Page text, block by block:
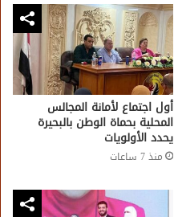
أول اجتماع لأمانة المجالس
المحلية بحماة الوطن بالبحيرة
يحدد الأولويات
منذ 7 ساعات